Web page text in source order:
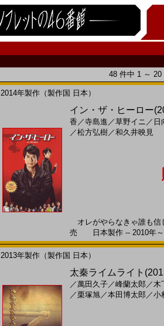
48 件中 1 ～
2014年製作（製作国 日本）
イン・ザ・ヒーロー
香 ／寺島進 ／草野イニ ／ 日
／松方弘樹／和久井映見
オレがやらなきゃ誰も信
売 日本製作 -- 2010年～
2013年製作（製作国 日本）
太秦ライムライト
／萬田久子／峰蘭太郎 ／木
／栗塚旭／本田博太郎 ／小